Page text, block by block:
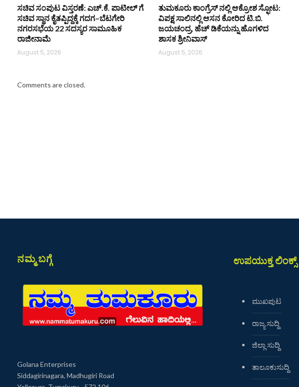
ಸಚಿವ ಸಂಪುಟ ವಿಸ್ತರಣೆ: ಎಚ್.ಕೆ. ಪಾಟೀಲ್ ಗೆ
ಸಚಿವ ಸ್ಥಾನ ಕೈತಪ್ಪಿದ್ದಕ್ಕೆ ಗದಗ–ಬೆಟಗೇರಿ
ನಗರಸಭೆಯ 22 ಸದಸ್ಯರ ಸಾಮೂಹಿಕ
ರಾಜೀನಾಮೆ
August 5, 2026
ತುಮಕೂರು ಕಾಂಗ್ರೆಸ್ ನಲ್ಲಿ ಆಕ್ರೋಶ ಸ್ಫೋಟ:
ವಿಪಕ್ಷ ಸಾಲಿನಲ್ಲಿ ಆಸನ ಕೋರಿದ ಟಿ.ಬಿ.
ಜಯಚಂದ್ರ, ಹೆಚ್ ಡಿಕೆಯನ್ನು ಹೊಗಳಿದ
ಶಾಸಕ ಶ್ರೀನಿವಾಸ್
August 5, 2026
Comments are closed.
ನಮ್ಮ ಬಗ್ಗೆ
Golana Enterprises
Siddagirinagara, Madhugiri Road
ಉಪಯುಕ್ತ ಲಿಂಕ್ಸ್
ಮುಖಪುಟ
ರಾಜ್ಯ ಸುದ್ದಿ
ಜಿಲ್ಲಾ ಸುದ್ದಿ
ತಾಲೂಕುಸುದ್ದಿ